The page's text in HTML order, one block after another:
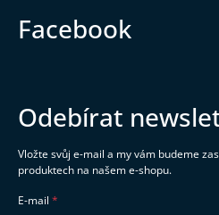
Facebook
Odebírat
Vložte svůj e-mail a my vám budeme
produktech na našem e-shopu.
E-mail